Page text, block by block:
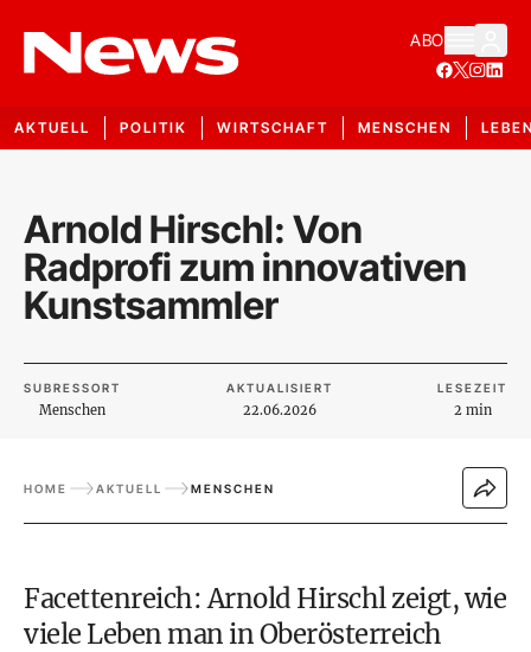
ABO
AKTUELL POLITIK WIRTSCHAFT MENSCHEN
Arnold Hirschl: Von
Radprofi zum innovativen
Kunstsammler
SUBRESSORT
Menschen
AKTUALISIERT
22.06.2026
LESEZEIT
2 min
HOME AKTUELL MENSCHEN
Facettenreich: Arnold Hirschl zeigt, wie
viele Leben man in Oberösterreich